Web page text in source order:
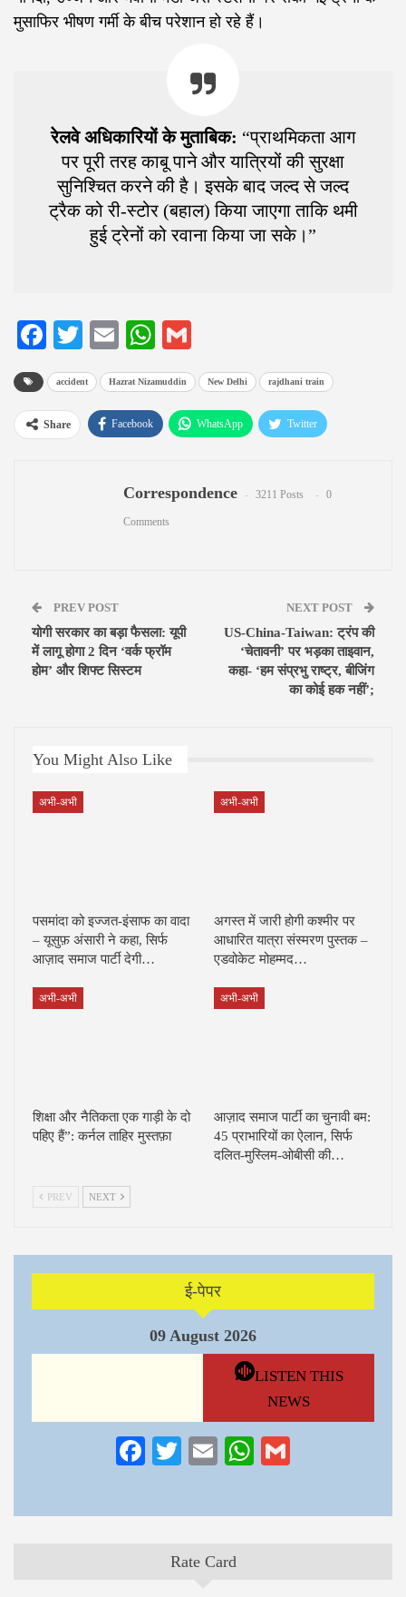
मुसाफिर भीषण गर्मी के बीच परेशान हो रहे हैं।
रेलवे अधिकारियों के मुताबिक: “प्राथमिकता आग
पर पूरी तरह काबू पाने और यात्रियों की सुरक्षा
सुनिश्चित करने की है। इसके बाद जल्द से जल्द
ट्रैक को री-स्टोर (बहाल) किया जाएगा ताकि थमी
हुई ट्रेनों को रवाना किया जा सके।”
Facebook
TwitterEmailWhatsApp
accident Hazrat Nizamuddin New Delhi rajdhani train
Share Facebook WhatsApp Twitter
Correspondence 3211 Posts 0
Comments
PREV POST
योगी सरकार का बड़ा फैसला: यूपी
में लागू होगा 2 दिन ‘वर्क फ्रॉम
होम’ और शिफ्ट सिस्टम
NEXT POST
US-China-Taiwan: ट्रंप की
‘चेतावनी’ पर भड़का ताइवान,
कहा- ‘हम संप्रभु राष्ट्र, बीजिंग
का कोई हक नहीं’;
You Might Also Like
अभी-अभी
पसमांदा को इज्जत-इंसाफ का वादा
– यूसुफ़ अंसारी ने कहा, सिर्फ
आज़ाद समाज पार्टी देगी…
अभी-अभी
अगस्त में जारी होगी कश्मीर पर
आधारित यात्रा संस्मरण पुस्तक –
एडवोकेट मोहम्मद…
अभी-अभी
शिक्षा और नैतिकता एक गाड़ी के दो
पहिए हैं”: कर्नल ताहिर मुस्तफ़ा
अभी-अभी
आज़ाद समाज पार्टी का चुनावी बम:
45 प्राभारियों का ऐलान, सिर्फ
दलित-मुस्लिम-ओबीसी की…
PREV NEXT
ई-पेपर
09 August 2026
LISTEN THIS
NEWS
Facebook
TwitterEmailWhatsApp
Rate Card